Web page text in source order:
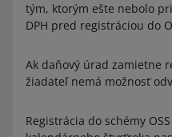
tým, ktorým ešte nebolo
DPH pred registráciou do
Ak daňový úrad zamietne
žiadateľ nemá možnosť
Registrácia do schémy